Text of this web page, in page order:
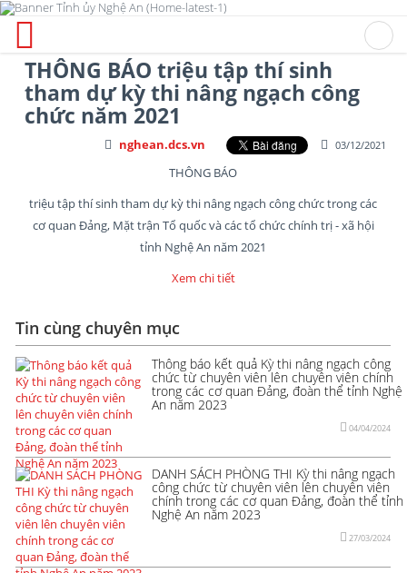
THÔNG BÁO triệu tập thí sinh
tham dự kỳ thi nâng ngạch công
chức năm 2021
03/12/2021
nghean.dcs.vn
THÔNG BÁO
triệu tập thí sinh tham dự kỳ thi nâng ngạch công chức trong các
cơ quan Đảng, Mặt trận Tổ quốc và các tổ chức chính trị - xã hội
tỉnh Nghệ An năm 2021
Xem chi tiết
Tin cùng chuyên mục
Thông báo kết quả Kỳ thi nâng ngạch công
chức từ chuyên viên lên chuyên viên chính
trong các cơ quan Đảng, đoàn thể tỉnh Nghệ
An năm 2023
04/04/2024
DANH SÁCH PHÒNG THI Kỳ thi nâng ngạch
công chức từ chuyên viên lên chuyên viên
chính trong các cơ quan Đảng, đoàn thể tỉnh
Nghệ An năm 2023
27/03/2024